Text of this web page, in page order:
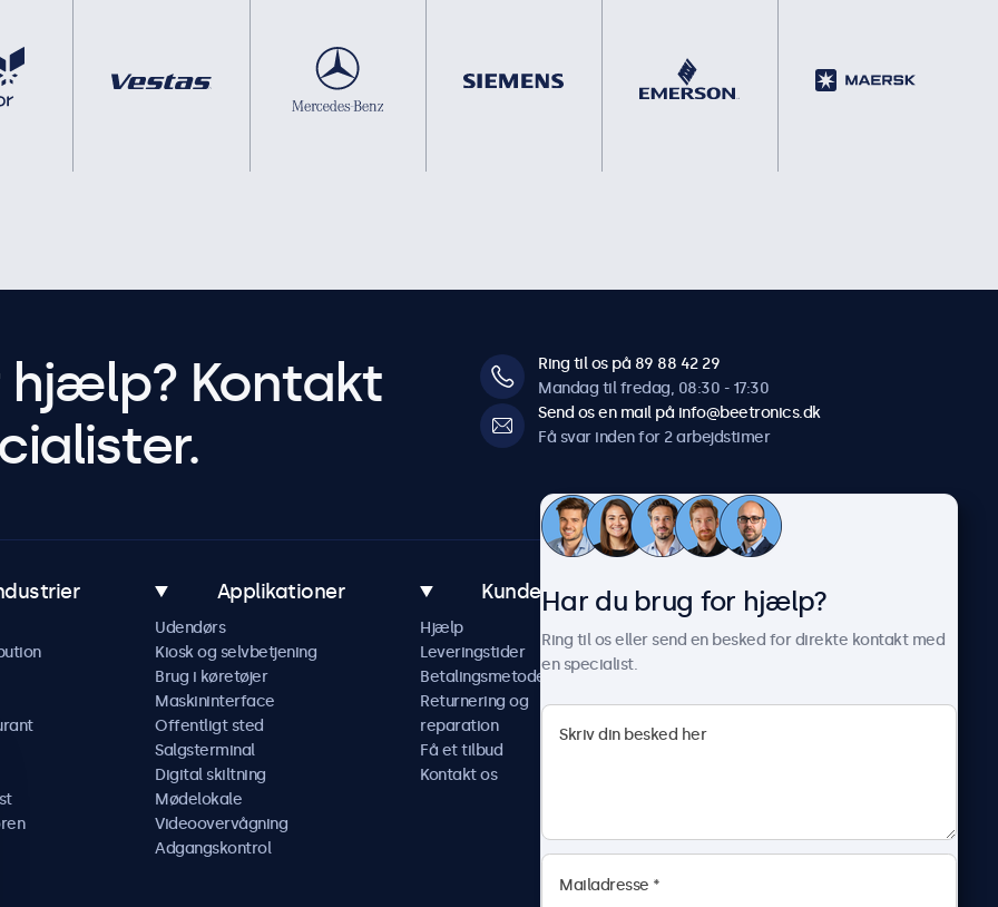
hjælp? Kontakt
Ring til os på 89 88 42 29
Mandag til fredag, 08:30 - 17:30
Send os en mail på info@beetronics.dk
Få svar inden for 2 arbejdstimer
Applikationer
Udendørs
Kiosk og selvbetjening
Brug i køretøjer
Maskininterface
Offentligt sted
Salgsterminal
Digital skiltning
Mødelokale
Videoovervågning
Adgangskontrol
Kundeservice
Hjælp
Leveringstider
Betalingsmetoder
Returnering og
reparation
Få et tilbud
Kontakt os
Om Beetronics
Arbejd hos os
Har du brug for hjælp?
Ring til os eller send en besked for direkte kontakt med
en specialist.